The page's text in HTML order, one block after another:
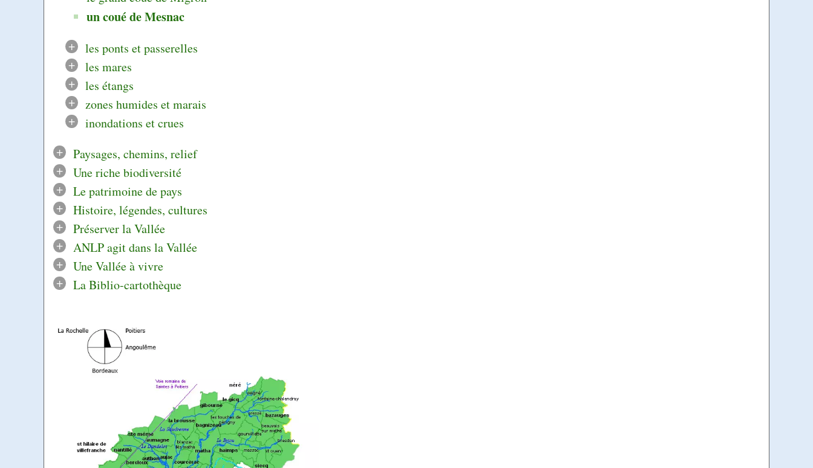
un coué de Mesnac
+
les ponts et passerelles
+
les mares
+
les étangs
+
zones humides et marais
+
inondations et crues
+
Paysages, chemins, relief
+
Une riche biodiversité
+
Le patrimoine de pays
+
Histoire, légendes, cultures
+
Préserver la Vallée
+
ANLP agit dans la Vallée
+
Une Vallée à vivre
+
La Biblio-cartothèque